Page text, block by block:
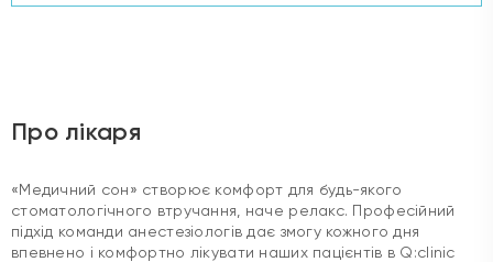
Про лікаря
«Медичний сон» створює комфорт для будь-якого
стоматологічного втручання, наче релакс. Професійний
підхід команди анестезіологів дає змогу кожного дня
впевнено і комфортно лікувати наших пацієнтів в Q:clinic